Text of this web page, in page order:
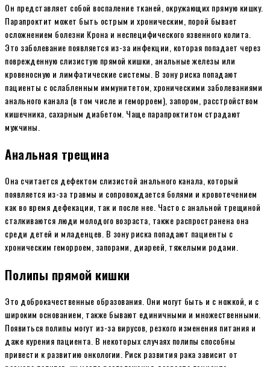
Он представляет собой воспаление тканей, окружающих прямую кишку.
Парапроктит может быть острым и хроническим, порой бывает
осложнением болезни Крона и неспецифического язвенного колита.
Это заболевание появляется из-за инфекции, которая попадает через
поврежденную слизистую прямой кишки, анальные железы или
кровеносную и лимфатические системы. В зону риска попадают
пациенты с ослабленным иммунитетом, хроническими заболеваниями
анального канала (в том числе и геморроем), запором, расстройством
кишечника, сахарным диабетом. Чаще парапроктитом страдают
мужчины.
Анальная трещина
Она считается дефектом слизистой анального канала, который
появляется из-за травмы и сопровождается болями и кровотечением
как во время дефекации, так и после нее. Часто с анальной трещиной
сталкиваются люди молодого возраста, также распространена она
среди детей и младенцев. В зону риска попадают пациенты с
хроническим геморроем, запорами, диареей, тяжелыми родами.
Полипы прямой кишки
Это доброкачественные образования. Они могут быть и с ножкой, и с
широким основанием, также бывают единичными и множественными.
Появиться полипы могут из-за вирусов, резкого изменения питания и
даже курения пациента. В некоторых случаях полипы способны
привести к развитию онкологии. Риск развития рака зависит от